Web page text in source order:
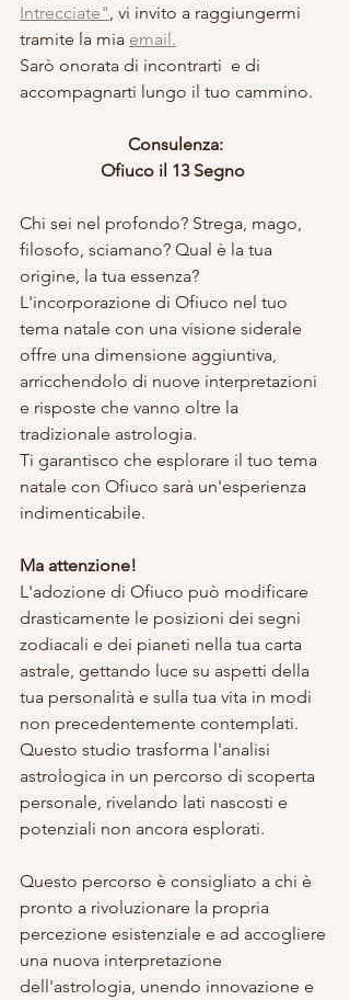
Intrecciate", vi invito a raggiungermi
tramite la mia email.
Sarò onorata di incontrarti  e di
accompagnarti lungo il tuo cammino.
Consulenza:
Ofiuco il 13 Segno
Chi sei nel profondo? Strega, mago,
filosofo, sciamano? Qual è la tua
origine, la tua essenza?
L'incorporazione di Ofiuco nel tuo
tema natale con una visione siderale
offre una dimensione aggiuntiva,
arricchendolo di nuove interpretazioni
e risposte che vanno oltre la
tradizionale astrologia.
Ti garantisco che esplorare il tuo tema
natale con Ofiuco sarà un'esperienza
indimenticabile.
Ma attenzione!
L'adozione di Ofiuco può modificare
drasticamente le posizioni dei segni
zodiacali e dei pianeti nella tua carta
astrale, gettando luce su aspetti della
tua personalità e sulla tua vita in modi
non precedentemente contemplati.
Questo studio trasforma l'analisi
astrologica in un percorso di scoperta
personale, rivelando lati nascosti e
potenziali non ancora esplorati.
Questo percorso è consigliato a chi è
pronto a rivoluzionare la propria
percezione esistenziale e ad accogliere
una nuova interpretazione
dell'astrologia, unendo innovazione e